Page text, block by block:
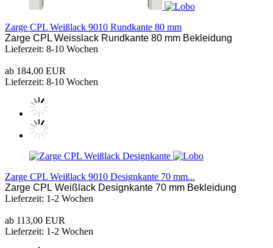
Zarge CPL Weißlack 9010 Rundkante 80 mm
Zarge CPL Weisslack Rundkante 80 mm Bekleidung
Lieferzeit: 8-10 Wochen
ab 184,00 EUR
Lieferzeit: 8-10 Wochen
Zarge CPL Weißlack 9010 Designkante 70 mm...
Zarge CPL Weißlack Designkante 70 mm Bekleidung
Lieferzeit: 1-2 Wochen
ab 113,00 EUR
Lieferzeit: 1-2 Wochen